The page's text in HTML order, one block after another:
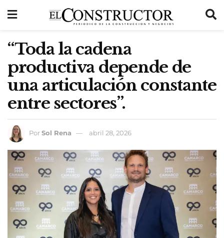
“Toda la cadena
productiva depende de
una articulación constante
entre sectores”.
PorSol Rena abril 28, 2026